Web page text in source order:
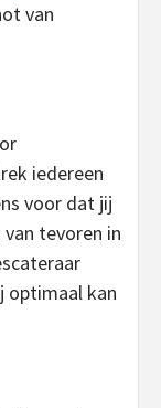
van
iedereen
voor dat jij
tevoren in
optimaal kan